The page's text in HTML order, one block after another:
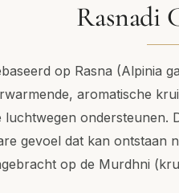
Rasnadi
op Rasna (Alpinia
aromatische
ondersteunen.
gevoel dat kan ontstaan
op de Murdhni